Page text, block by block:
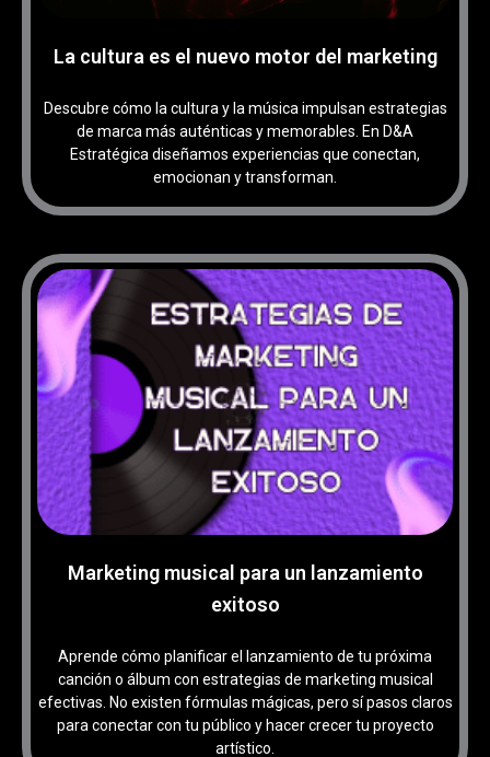
La cultura es el nuevo motor del marketing
Descubre cómo la cultura y la música impulsan estrategias
de marca más auténticas y memorables. En D&A
Estratégica diseñamos experiencias que conectan,
emocionan y transforman.
Marketing musical para un lanzamiento
exitoso
Aprende cómo planificar el lanzamiento de tu próxima
canción o álbum con estrategias de marketing musical
efectivas. No existen fórmulas mágicas, pero sí pasos claros
para conectar con tu público y hacer crecer tu proyecto
artístico.